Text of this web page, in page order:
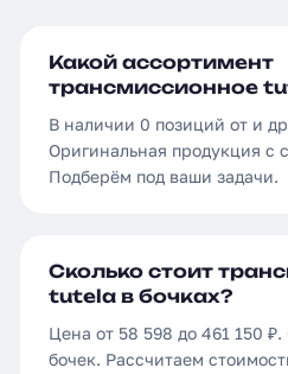
Какой ассортимент
трансмиссионное
В наличии 0 позиций от и
Оригинальная продукция с
Подберём под ваши задачи.
Сколько стоит
tutela в бочках?
Цена от 58 598 до 461 150
бочек. Рассчитаем